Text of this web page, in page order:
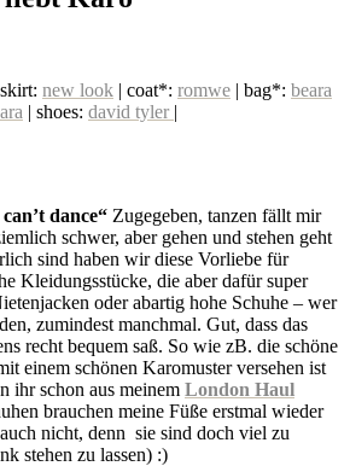
new look | coat*: romwe | bag*: beara
| shoes: david tyler |
dance“ Zugegeben, tanzen fällt mir
schwer, aber gehen und stehen geht
sind haben wir diese Vorliebe für
Kleidungsstücke, die aber dafür super
oder abartig hohe Schuhe – wer
zumindest manchmal. Gut, dass das
recht bequem saß. So wie zB. die schöne
einem schönen Karomuster versehen ist
ihr schon aus meinem London Haul
brauchen meine Füße erstmal wieder
nicht, denn sie sind doch viel zu
stehen zu lassen) :)